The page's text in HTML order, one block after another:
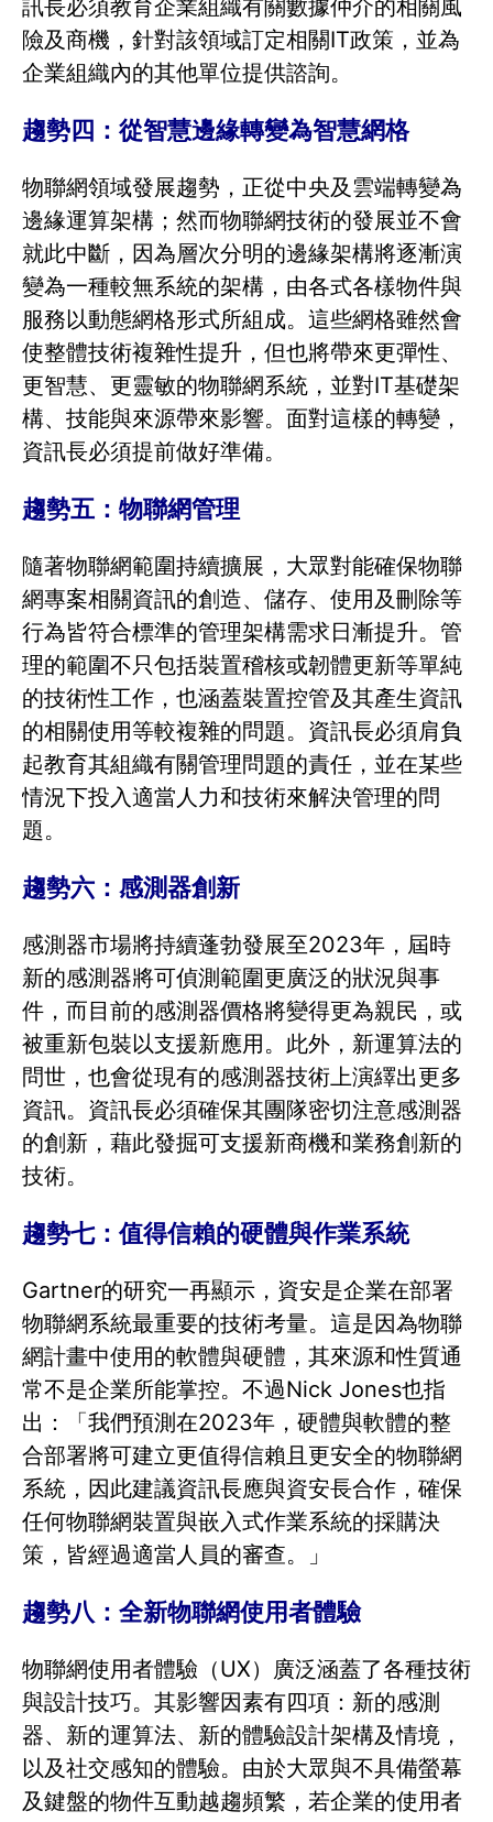
訊長必須教育企業組織有關數據仲介的相關風
險及商機，針對該領域訂定相關IT政策，並為
企業組織內的其他單位提供諮詢。
趨勢四：從智慧邊緣轉變為智慧網格
物聯網領域發展趨勢，正從中央及雲端轉變為
邊緣運算架構；然而物聯網技術的發展並不會
就此中斷，因為層次分明的邊緣架構將逐漸演
變為一種較無系統的架構，由各式各樣物件與
服務以動態網格形式所組成。這些網格雖然會
使整體技術複雜性提升，但也將帶來更彈性、
更智慧、更靈敏的物聯網系統，並對IT基礎架
構、技能與來源帶來影響。面對這樣的轉變，
資訊長必須提前做好準備。
趨勢五：物聯網管理
隨著物聯網範圍持續擴展，大眾對能確保物聯
網專案相關資訊的創造、儲存、使用及刪除等
行為皆符合標準的管理架構需求日漸提升。管
理的範圍不只包括裝置稽核或韌體更新等單純
的技術性工作，也涵蓋裝置控管及其產生資訊
的相關使用等較複雜的問題。資訊長必須肩負
起教育其組織有關管理問題的責任，並在某些
情況下投入適當人力和技術來解決管理的問
題。
趨勢六：感測器創新
感測器市場將持續蓬勃發展至2023年，屆時
新的感測器將可偵測範圍更廣泛的狀況與事
件，而目前的感測器價格將變得更為親民，或
被重新包裝以支援新應用。此外，新運算法的
問世，也會從現有的感測器技術上演繹出更多
資訊。資訊長必須確保其團隊密切注意感測器
的創新，藉此發掘可支援新商機和業務創新的
技術。
趨勢七：值得信賴的硬體與作業系統
Gartner的研究一再顯示，資安是企業在部署
物聯網系統最重要的技術考量。這是因為物聯
網計畫中使用的軟體與硬體，其來源和性質通
常不是企業所能掌控。不過Nick Jones也指
出：「我們預測在2023年，硬體與軟體的整
合部署將可建立更值得信賴且更安全的物聯網
系統，因此建議資訊長應與資安長合作，確保
任何物聯網裝置與嵌入式作業系統的採購決
策，皆經過適當人員的審查。」
趨勢八：全新物聯網使用者體驗
物聯網使用者體驗（UX）廣泛涵蓋了各種技術
與設計技巧。其影響因素有四項：新的感測
器、新的運算法、新的體驗設計架構及情境，
以及社交感知的體驗。由於大眾與不具備螢幕
及鍵盤的物件互動越趨頻繁，若企業的使用者